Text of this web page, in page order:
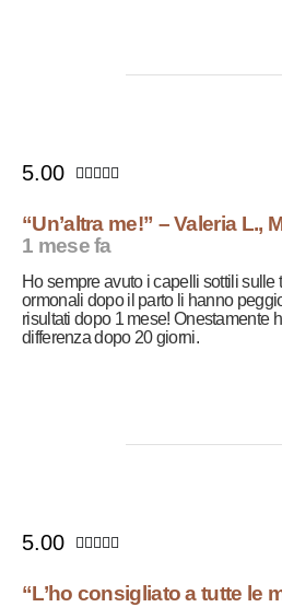
5.00 
“Un’altra me!” – Valeria L.,
1 mese fa
Ho sempre avuto i capelli sottili
ormonali dopo il parto li hanno
risultati dopo 1 mese! Onestamente
differenza dopo 20 giorni.
5.00 
“L’ho consigliato a tutte le